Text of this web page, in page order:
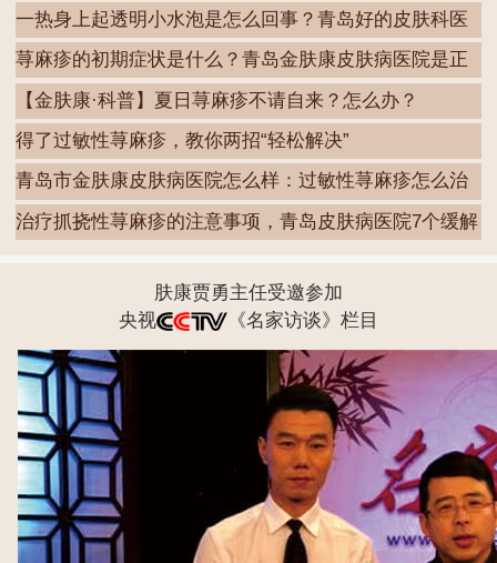
一热身上起透明小水泡是怎么回事？青岛好的皮肤科医
院
荨麻疹的初期症状是什么？青岛金肤康皮肤病医院是正
规
【金肤康·科普】夏日荨麻疹不请自来？怎么办？
得了过敏性荨麻疹，教你两招“轻松解决”
青岛市金肤康皮肤病医院怎么样：过敏性荨麻疹怎么治
最
治疗抓挠性荨麻疹的注意事项，青岛皮肤病医院7个缓解
肤康贾勇主任受邀参加
央视
《名家访谈》栏目